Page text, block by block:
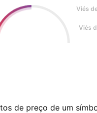
Viés
Viés
de preço de um